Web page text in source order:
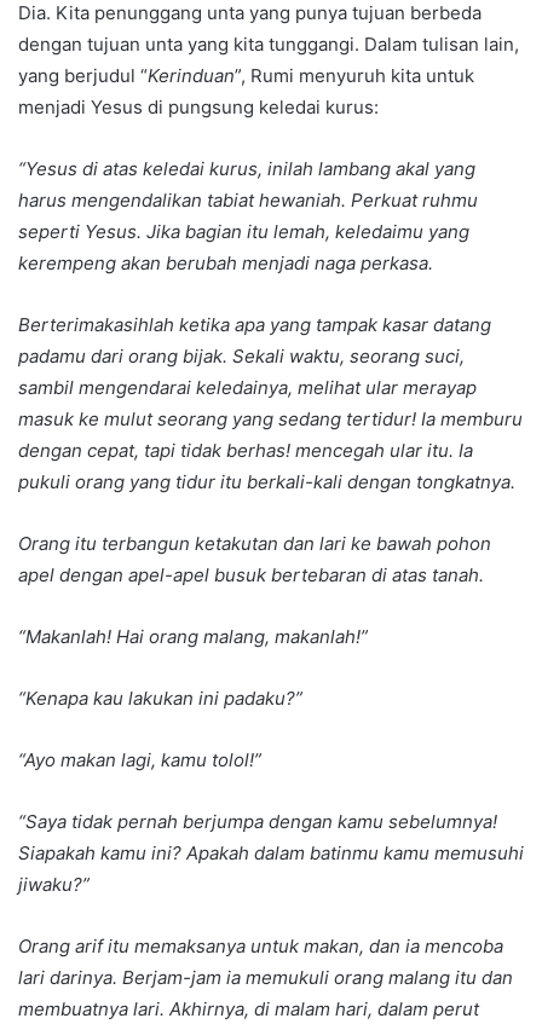
Dia. Kita penunggang unta yang punya tujuan berbeda
dengan tujuan unta yang kita tunggangi. Dalam tulisan lain,
yang berjudul “Kerinduan”, Rumi menyuruh kita untuk
menjadi Yesus di pungsung keledai kurus:
“Yesus di atas keledai kurus, inilah lambang akal yang
harus mengendalikan tabiat hewaniah. Perkuat ruhmu
seperti Yesus. Jika bagian itu lemah, keledaimu yang
kerempeng akan berubah menjadi naga perkasa.
Berterimakasihlah ketika apa yang tampak kasar datang
padamu dari orang bijak. Sekali waktu, seorang suci,
sambil mengendarai keledainya, melihat ular merayap
masuk ke mulut seorang yang sedang tertidur! Ia memburu
dengan cepat, tapi tidak berhas! mencegah ular itu. Ia
pukuli orang yang tidur itu berkali-kali dengan tongkatnya.
Orang itu terbangun ketakutan dan lari ke bawah pohon
apel dengan apel-apel busuk bertebaran di atas tanah.
“Makanlah! Hai orang malang, makanlah!”
“Kenapa kau lakukan ini padaku?”
“Ayo makan lagi, kamu tolol!”
“Saya tidak pernah berjumpa dengan kamu sebelumnya!
Siapakah kamu ini? Apakah dalam batinmu kamu memusuhi
jiwaku?”
Orang arif itu memaksanya untuk makan, dan ia mencoba
lari darinya. Berjam-jam ia memukuli orang malang itu dan
membuatnya lari. Akhirnya, di malam hari, dalam perut